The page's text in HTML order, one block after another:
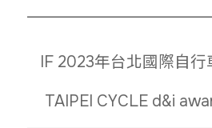
IF 2023年台北國際自
TAIPEI CYCLE d&i